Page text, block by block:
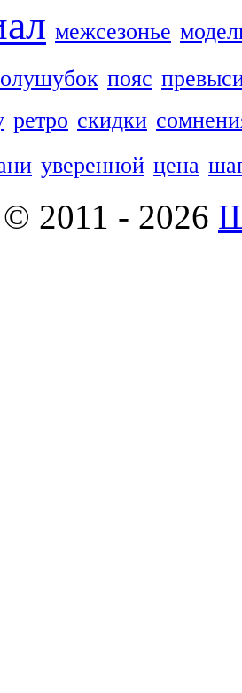
межсезонье
пояс
ретро скидки
уверенной цена
2011 - 2026